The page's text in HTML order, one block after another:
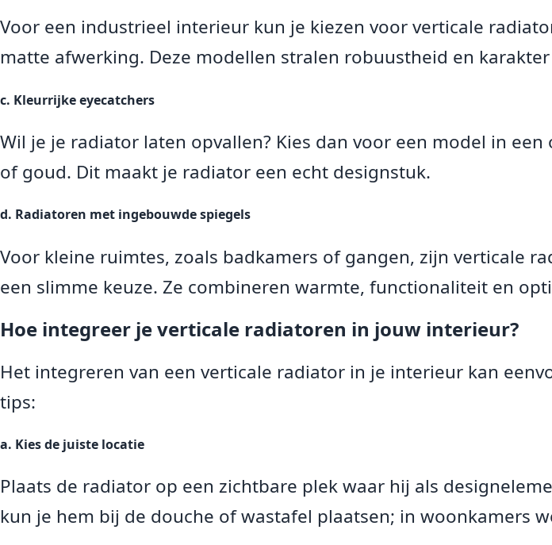
Voor een industrieel interieur kun je kiezen voor verticale
matte afwerking. Deze modellen stralen robuustheid en
c. Kleurrijke eyecatchers
Wil je je radiator laten opvallen? Kies dan voor een model in
of goud. Dit maakt je radiator een echt designstuk.
d. Radiatoren met ingebouwde spiegels
Voor kleine ruimtes, zoals badkamers of gangen, zijn verticale
een slimme keuze. Ze combineren warmte, functionaliteit en
Hoe integreer je verticale radiatoren in jouw interieur?
Het integreren van een verticale radiator in je interieur kan
tips:
a. Kies de juiste locatie
Plaats de radiator op een zichtbare plek waar hij als
kun je hem bij de douche of wastafel plaatsen; in woonkamers